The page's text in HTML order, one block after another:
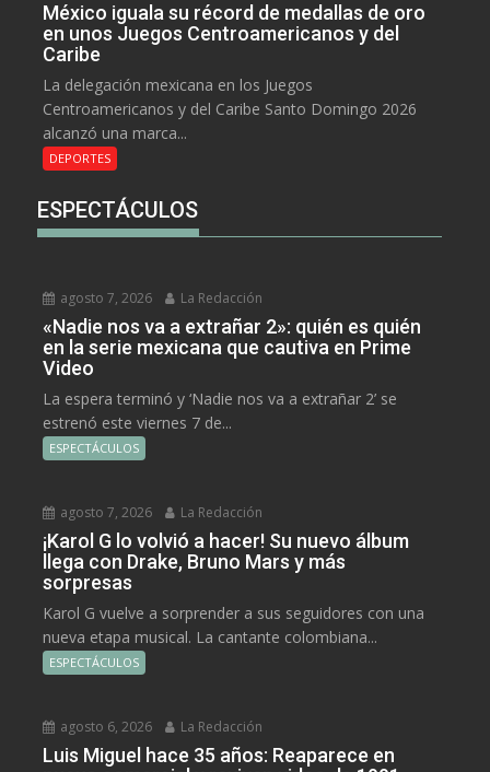
México iguala su récord de medallas de oro
en unos Juegos Centroamericanos y del
Caribe
La delegación mexicana en los Juegos
Centroamericanos y del Caribe Santo Domingo 2026
alcanzó una marca...
DEPORTES
ESPECTÁCULOS
agosto 7, 2026 La Redacción
«Nadie nos va a extrañar 2»: quién es quién
en la serie mexicana que cautiva en Prime
Video
La espera terminó y ‘Nadie nos va a extrañar 2’ se
estrenó este viernes 7 de...
ESPECTÁCULOS
agosto 7, 2026 La Redacción
¡Karol G lo volvió a hacer! Su nuevo álbum
llega con Drake, Bruno Mars y más
sorpresas
Karol G vuelve a sorprender a sus seguidores con una
nueva etapa musical. La cantante colombiana...
ESPECTÁCULOS
agosto 6, 2026 La Redacción
Luis Miguel hace 35 años: Reaparece en